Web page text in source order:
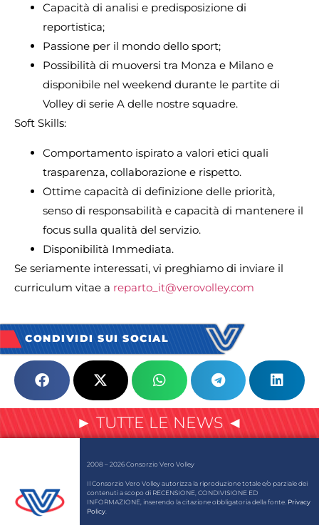
Capacità di analisi e predisposizione di
reportistica;
Passione per il mondo dello sport;
Possibilità di muoversi tra Monza e Milano e
disponibile nel weekend durante le partite di
Volley di serie A delle nostre squadre.
Soft Skills:
Comportamento ispirato a valori etici quali
trasparenza, collaborazione e rispetto.
Ottime capacità di definizione delle priorità,
senso di responsabilità e capacità di mantenere il
focus sulla qualità del servizio.
Disponibilità Immediata.
Se seriamente interessati, vi preghiamo di inviare il
curriculum vitae a reparto_it@verovolley.com
CONDIVIDI SUI SOCIAL
► TUTTE LE NEWS ◄
2008 – 2026 Consorzio Vero Volley
Il Consorzio Vero Volley autorizza la riproduzione totale e/o parziale dei
contenuti a scopo di RECENSIONE, CONDIVISIONE ED
INFORMAZIONE, inserendo la citazione obbligatoria della fonte. Privacy
Policy.